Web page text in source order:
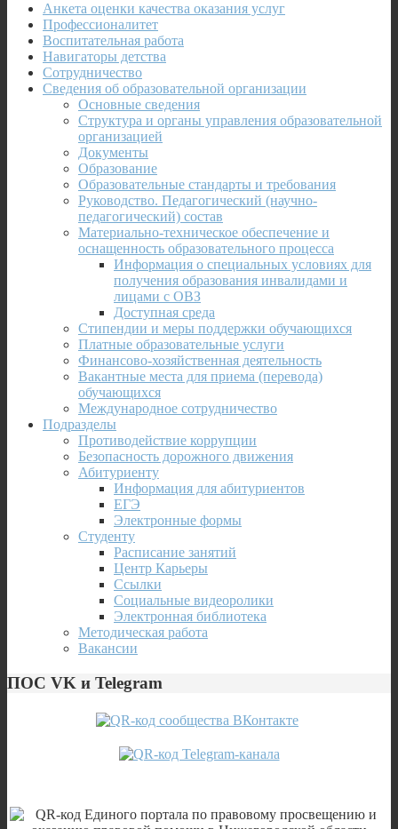
Анкета оценки качества оказания услуг
Профессионалитет
Воспитательная работа
Навигаторы детства
Сотрудничество
Сведения об образовательной организации
Основные сведения
Структура и органы управления образовательной
организацией
Документы
Образование
Образовательные стандарты и требования
Руководство. Педагогический (научно-
педагогический) состав
Материально-техническое обеспечение и
оснащенность образовательного процесса
Информация о специальных условиях для
получения образования инвалидами и
лицами с ОВЗ
Доступная среда
Стипендии и меры поддержки обучающихся
Платные образовательные услуги
Финансово-хозяйственная деятельность
Вакантные места для приема (перевода)
обучающихся
Международное сотрудничество
Подразделы
Противодействие коррупции
Безопасность дорожного движения
Абитуриенту
Информация для абитуриентов
ЕГЭ
Электронные формы
Студенту
Расписание занятий
Центр Карьеры
Ссылки
Социальные видеоролики
Электронная библиотека
Методическая работа
Вакансии
ПОС VK и Telegram